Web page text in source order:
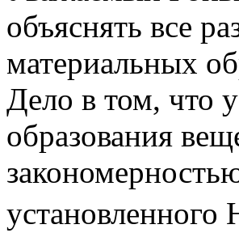
объяснять все
материальных
Дело в том, что
образования
установленного